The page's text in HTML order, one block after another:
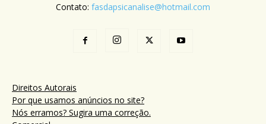
Contato: fasdapsicanalise@hotmail.com
Direitos Autorais
Por que usamos anúncios no site?
Nós erramos? Sugira uma correção.